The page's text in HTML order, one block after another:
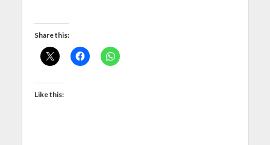
Share this:
Like this: